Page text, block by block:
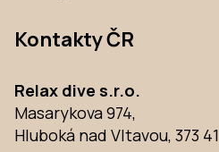
Kontakty ČR
Relax dive s.r.o.
Masarykova 974,
Hluboká nad Vltavou, 373 41